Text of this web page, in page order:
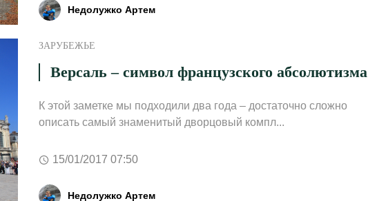
Недолужко Артем
ЗАРУБЕЖЬЕ
Версаль – символ французского абсолютизма
К этой заметке мы подходили два года – достаточно сложно
описать самый знаменитый дворцовый компл...
15/01/2017 07:50
Недолужко Артем